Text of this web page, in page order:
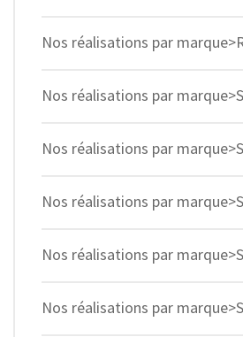
Nos réalisations par
Nos réalisations par
Nos réalisations par
Nos réalisations par
Nos réalisations par
Nos réalisations par